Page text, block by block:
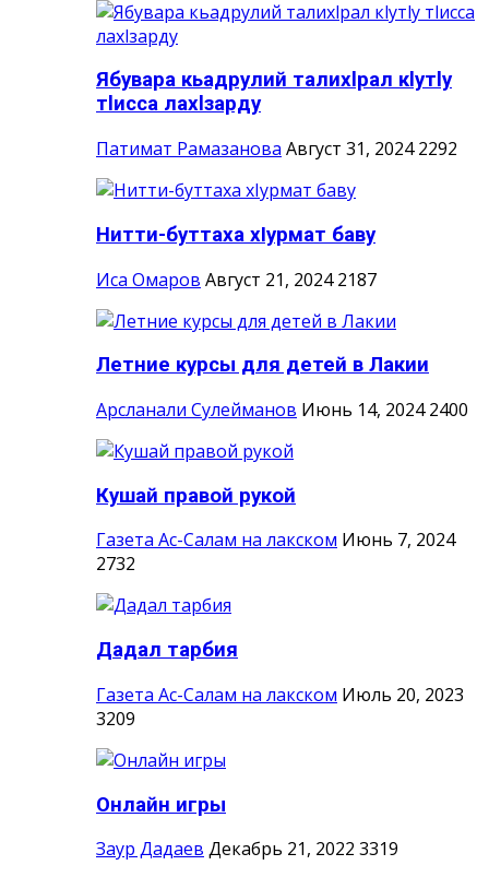
Ябувара кьадрулий талихlрал кlутlу
тlисса лахlзарду
Патимат Рамазанова Август 31, 2024 2292
Нитти-буттаха хIурмат баву
Иса Омаров Август 21, 2024 2187
Летние курсы для детей в Лакии
Арсланали Сулейманов Июнь 14, 2024 2400
Кушай правой рукой
Газета Ас-Салам на лакском Июнь 7, 2024
2732
Дадал тарбия
Газета Ас-Салам на лакском Июль 20, 2023
3209
Онлайн игры
Заур Дадаев Декабрь 21, 2022 3319